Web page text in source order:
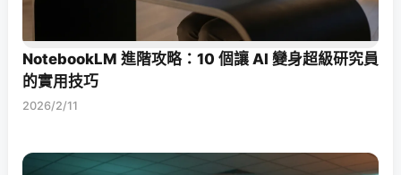
NotebookLM 進階攻略：10 個讓 AI 變身超級研究員
的實用技巧
2026/2/11